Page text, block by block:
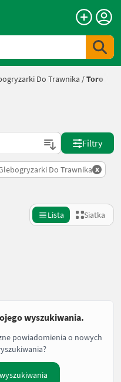
Do Trawnika /Toro
Filtry
Do Trawnika x
Lista Siatka
wyszukiwania.
powiadomienia o nowych